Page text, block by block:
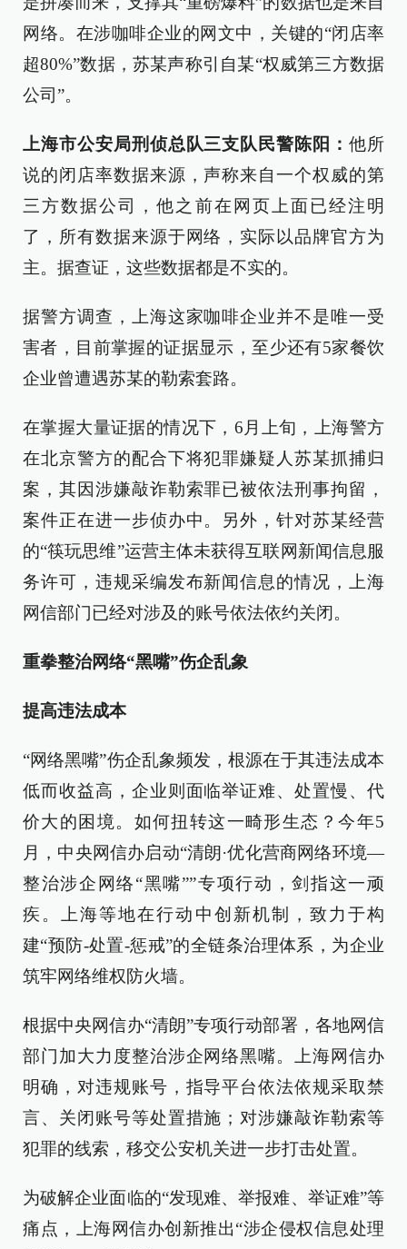
网络。在涉咖啡企业的网文中，关键的“闭店率
超80%”数据，苏某声称引自某“权威第三方数据
公司”。
上海市公安局刑侦总队三支队民警陈阳：他所
说的闭店率数据来源，声称来自一个权威的第
三方数据公司，他之前在网页上面已经注明
了，所有数据来源于网络，实际以品牌官方为
主。据查证，这些数据都是不实的。
据警方调查，上海这家咖啡企业并不是唯一受
害者，目前掌握的证据显示，至少还有5家餐饮
企业曾遭遇苏某的勒索套路。
在掌握大量证据的情况下，6月上旬，上海警方
在北京警方的配合下将犯罪嫌疑人苏某抓捕归
案，其因涉嫌敲诈勒索罪已被依法刑事拘留，
案件正在进一步侦办中。另外，针对苏某经营
的“筷玩思维”运营主体未获得互联网新闻信息服
务许可，违规采编发布新闻信息的情况，上海
网信部门已经对涉及的账号依法依约关闭。
重拳整治网络“黑嘴”伤企乱象
提高违法成本
“网络黑嘴”伤企乱象频发，根源在于其违法成本
低而收益高，企业则面临举证难、处置慢、代
价大的困境。如何扭转这一畸形生态？今年5
月，中央网信办启动“清朗·优化营商网络环境—
整治涉企网络“黑嘴””专项行动，剑指这一顽
疾。上海等地在行动中创新机制，致力于构
建“预防-处置-惩戒”的全链条治理体系，为企业
筑牢网络维权防火墙。
根据中央网信办“清朗”专项行动部署，各地网信
部门加大力度整治涉企网络黑嘴。上海网信办
明确，对违规账号，指导平台依法依规采取禁
言、关闭账号等处置措施；对涉嫌敲诈勒索等
犯罪的线索，移交公安机关进一步打击处置。
为破解企业面临的“发现难、举报难、举证难”等
痛点，上海网信办创新推出“涉企侵权信息处理